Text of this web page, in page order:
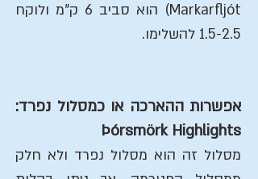
Markarfljót) הוא סביב 6 ק"מ ולוקח
1.5-2.5 להשלימו.
אפשרות ההארכה או כמסלול נפרד:
Þórsmörk Highlights
מסלול זה הוא מסלול נפרד ולא חלק